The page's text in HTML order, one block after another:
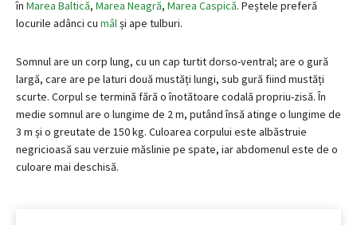
în Marea Baltică, Marea Neagră, Marea Caspică. Peștele preferă
locurile adânci cu mâlși ape tulburi.
Somnul are un corp lung, cu un cap turtit dorso-ventral; are o gură
largă, care are pe laturi două mustăți lungi, sub gură fiind mustăți
scurte. Corpul se termină fără o înotătoare codală propriu-zisă. În
medie somnul are o lungime de 2 m, putând însă atinge o lungime de
3 m și o greutate de 150 kg. Culoarea corpului este albăstruie
negricioasă sau verzuie măslinie pe spate, iar abdomenul este de o
culoare mai deschisă.